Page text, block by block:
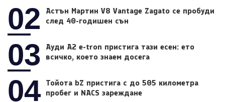
02
Астън Мартин V8 Vantage Zagato се пробуди
след 40-годишен сън
03
Ауди A2 e-tron пристига тази есен: ето
всичко, което знаем досега
04 Тойота bZ пристига с до 505 километра
пробег и NACS зареждане